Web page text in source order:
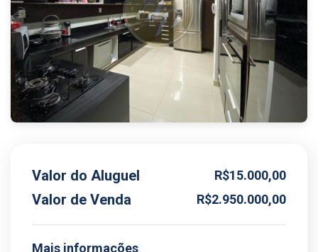
Valor do Aluguel R$15.000,00
Valor de Venda R$2.950.000,00
Mais informações